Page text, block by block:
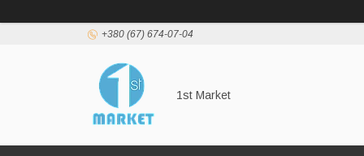
+380 (67) 674-07-04
1st Market